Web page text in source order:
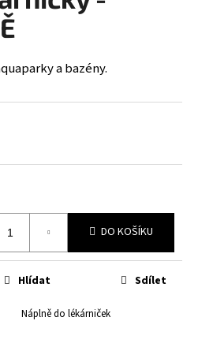
a bazény.
DO KOŠÍKU
Náplně do lékárniček
Hlídat Sdílet